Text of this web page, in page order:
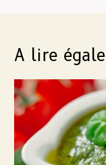
A lire